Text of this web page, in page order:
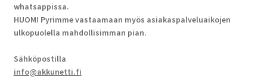
whatsappissa.
HUOM! Pyrimme vastaamaan myös asiakaspalveluaikojen
ulkopuolella mahdollisimman pian.
Sähköpostilla
info@akkunetti.fi